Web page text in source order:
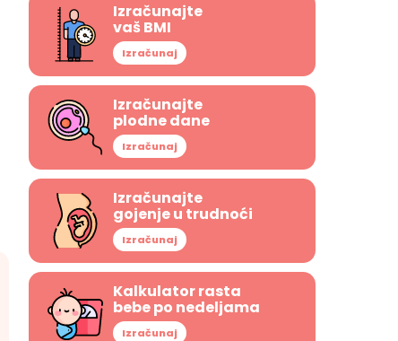
Izračunajte
vaš BMI
Izračunaj
Izračunajte
plodne dane
Izračunaj
Izračunajte
gojenje u trudnoći
Izračunaj
Kalkulator rasta
bebe po nedeljama
Izračunaj